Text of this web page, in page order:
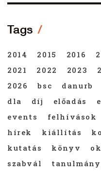
Tags
2014 2015 2016
2021
2022 2023
2026
bsc danurb
dla
díj előadás
events
felhívások
hírek
kiállítás
kutatás
könyv
szabvál